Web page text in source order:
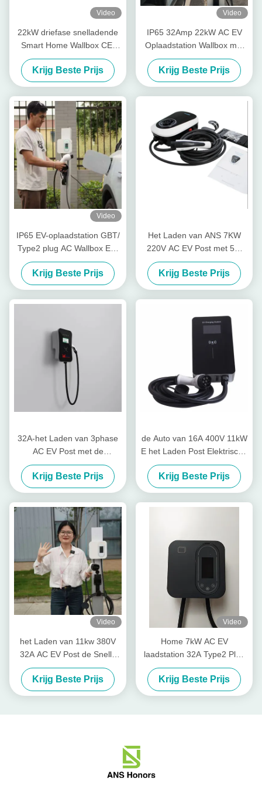
Video
22kW driefase snelladende
Smart Home Wallbox CE-
gecertificeerde
wandgemonteerde EV-lader
IP65 waterdicht
Ondersteuning
RFID/WiFi/Bluetooth-
verbinding Beschikbaar in wit
en zwart
Krijg Beste Prijs
Video
IP65 32Amp 22kW AC EV
Oplaadstation Wallbox met
Uitgestelde Oplading
Krijg Beste Prijs
Video
IP65 EV-oplaadstation GBT/
Type2 plug AC Wallbox EV-
oplaadstations
Krijg Beste Prijs
Het Laden van ANS 7KW
220V AC EV Post met 5m
Zwarte TUV Kabel
Krijg Beste Prijs
32A-het Laden van 3phase
AC EV Post met de
Taakverdeling van OCPP
WiFi
Krijg Beste Prijs
de Auto van 16A 400V 11kW
E het Laden Post Elektrische
Autostop in Posten met
RFID-Kaarten
Krijg Beste Prijs
Video
het Laden van 11kw 380V
32A AC EV Post de Snelle
het Laden Schakelaar van
CEI 62196-2 Type2
Krijg Beste Prijs
Video
Home 7kW AC EV
laadstation 32A Type2 Plug
met 5M kabel
Krijg Beste Prijs